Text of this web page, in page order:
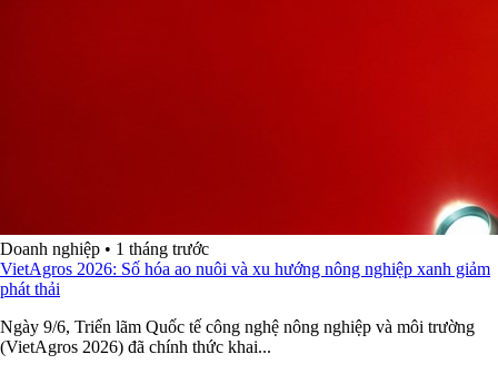
Doanh nghiệp • 1 tháng trước
VietAgros 2026: Số hóa ao nuôi và xu hướng nông nghiệp xanh giảm
phát thải
Ngày 9/6, Triển lãm Quốc tế công nghệ nông nghiệp và môi trường
(VietAgros 2026) đã chính thức khai...